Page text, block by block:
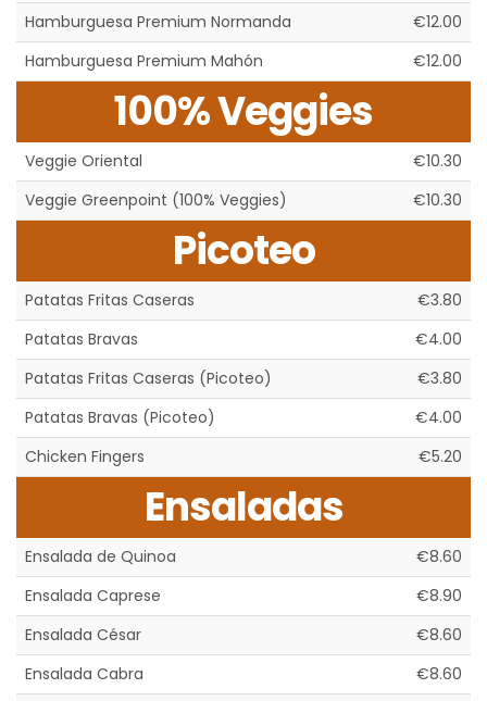
Hamburguesa Premium Normanda
€12.00
Hamburguesa Premium Mahón
€12.00
100% Veggies
Veggie Oriental
€10.30
Veggie Greenpoint (100% Veggies)
€10.30
Picoteo
Patatas Fritas Caseras
€3.80
Patatas Bravas
€4.00
Patatas Fritas Caseras (Picoteo)
€3.80
Patatas Bravas (Picoteo)
€4.00
Chicken Fingers
€5.20
Ensaladas
Ensalada de Quinoa
€8.60
Ensalada Caprese
€8.90
Ensalada César
€8.60
Ensalada Cabra
€8.60